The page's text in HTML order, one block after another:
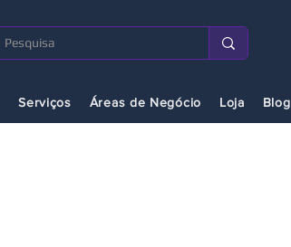
Serviços Áreas de Negócio Loja Blog